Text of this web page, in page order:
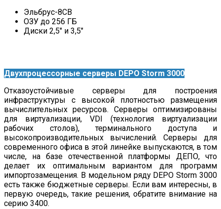
Эльбрус-8СВ
ОЗУ до 256 ГБ
Диски 2,5″ и 3,5″
Двухпроцессорные серверы DEPO Storm 3000
Отказоустойчивые серверы для построения
инфраструктуры с высокой плотностью размещения
вычислительных ресурсов. Серверы оптимизированы
для виртуализации, VDI (технология виртуализации
рабочих столов), терминального доступа и
высокопроизводительных вычислений. Серверы для
современного офиса в этой линейке выпускаются, в том
числе, на базе отечественной платформы ДЕПО, что
делает их оптимальным вариантом для программ
импортозамещения. В модельном ряду DEPO Storm 3000
есть также бюджетные серверы. Если вам интересны, в
первую очередь, такие решения, обратите внимание на
серию 3400.